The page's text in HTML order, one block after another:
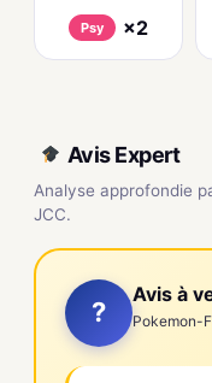
Psy ×2
Avis Expert
Analyse approfondie
JCC.
?
Avis à
Pokemon-